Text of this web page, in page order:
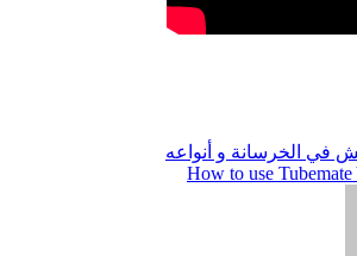
في الخرسانة و أنواعه
How to use